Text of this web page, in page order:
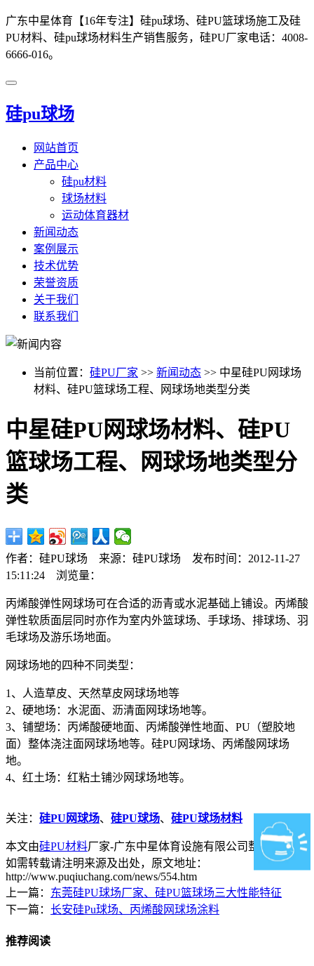
广东中星体育【16年专注】硅pu球场、硅PU篮球场施工及硅
PU材料、硅pu球场材料生产销售服务，硅PU厂家电话：4008-
6666-016。
硅pu球场
网站首页
产品中心
硅pu材料
球场材料
运动体育器材
新闻动态
案例展示
技术优势
荣誉资质
关于我们
联系我们
当前位置： 硅PU厂家 >> 新闻动态 >> 中星硅PU网球场
材料、硅PU篮球场工程、网球场地类型分类
中星硅PU网球场材料、硅PU
篮球场工程、网球场地类型分
类
作者：硅PU球场 来源：硅PU球场 发布时间：2012-11-27
15:11:24 浏览量：
丙烯酸弹性网球场可在合适的沥青或水泥基础上铺设。丙烯酸
弹性软质面层同时亦作为室内外篮球场、手球场、排球场、羽
毛球场及游乐场地面。
网球场地的四种不同类型：
1、人造草皮、天然草皮网球场地等
2、硬地场：水泥面、沥清面网球场地等。
3、铺塑场：丙烯酸硬地面、丙烯酸弹性地面、PU（塑胶地
面）整体浇注面网球场地等。硅PU网球场、丙烯酸网球场
地。
4、红土场：红粘土铺沙网球场地等。
关注： 硅PU网球场、 硅PU球场、 硅PU球场材料
本文由硅PU材料厂家-广东中星体育设施有限公司整理发布，
如需转载请注明来源及出处，原文地址：
http://www.puqiuchang.com/news/554.htm
上一篇： 东莞硅PU球场厂家、硅PU篮球场三大性能特征
下一篇： 长安硅Pu球场、丙烯酸网球场涂料
推荐阅读